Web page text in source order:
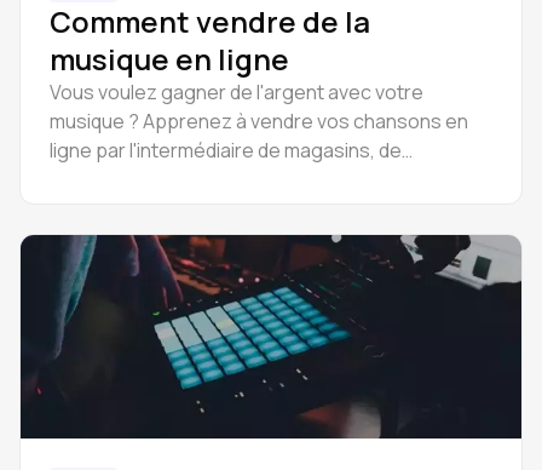
Comment vendre de la
musique en ligne
Vous voulez gagner de l'argent avec votre
musique ? Apprenez à vendre vos chansons en
ligne par l'intermédiaire de magasins, de